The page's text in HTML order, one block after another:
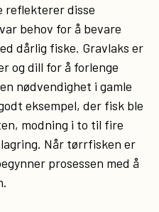
reflekterer disse
behov for å bevare
dårlig fiske. Gravlaks er
og dill for å forlenge
nødvendighet i gamle
eksempel, der fisk ble
modning i to til fire
Når tørrfisken er
prosessen med å